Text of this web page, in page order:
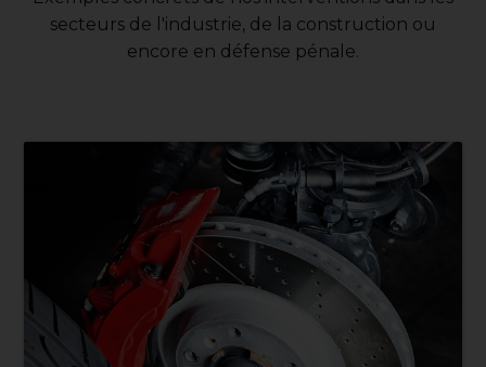
secteurs de l'industrie, de la construction ou
encore en défense pénale.